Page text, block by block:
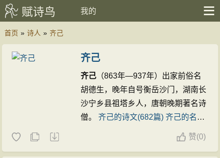
赋诗鸟 我的
首页 » 诗人 » 齐己
齐己
齐己 （863年—937年）出家前俗名
胡德生，晚年自号衡岳沙门，湖南长
沙宁乡县祖塔乡人，唐朝晚期著名诗
僧。 齐己的诗文(682篇) 齐己的名句
赞(0)